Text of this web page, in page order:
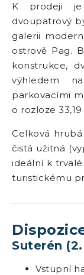
K prodeji je
dvoupatrový
galerii
ostrově Pag.
konstrukce,
výhledem
parkovacími
o rozloze
Celková
čistá užitná
ideální k
turistickému
Suterén
Vstupní